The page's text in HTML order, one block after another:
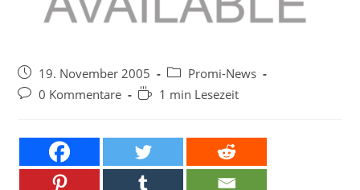
Beitrag
veröffentlicht:
19. November 2005
Beitrags-
Kategorie:
Promi-News
Beitrags-
0 Kommentare Lesedauer:
1 min Lesezeit